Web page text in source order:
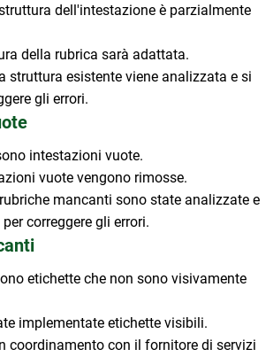
dell'intestazione è parzialmente
della rubrica sarà adattata.
struttura esistente viene analizzata e si
gli errori.
intestazioni vuote.
vuote vengono rimosse.
mancanti sono state analizzate e
correggere gli errori.
etichette che non sono visivamente
implementate etichette visibili.
coordinamento con il fornitore di servizi